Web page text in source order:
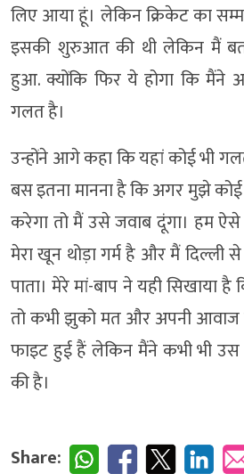
लिए आया हूं। लेकिन क्रिकेट का
इसकी शुरुआत की थी लेकिन मैं
हुआ. क्योंकि फिर ये होगा कि मैंने
गलत है।
उन्होंने आगे कहा कि यहां कोई भी
बस इतना मानना है कि अगर मुझे कोई
करेगा तो मैं उसे जवाब दूंगा। हम
मेरा खून थोड़ा गर्म है और मैं दिल्ली
पाता। मेरे मां-बाप ने यही
तो कभी झुको मत और अपनी आवाज
फाइट हुई हैं लेकिन मैंने कभी भी
की है।
Share: